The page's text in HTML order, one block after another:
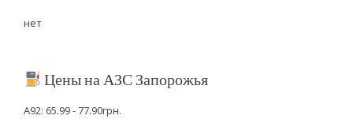
нет
Цены на АЗС Запорожья
А92: 65.99 - 77.90грн.